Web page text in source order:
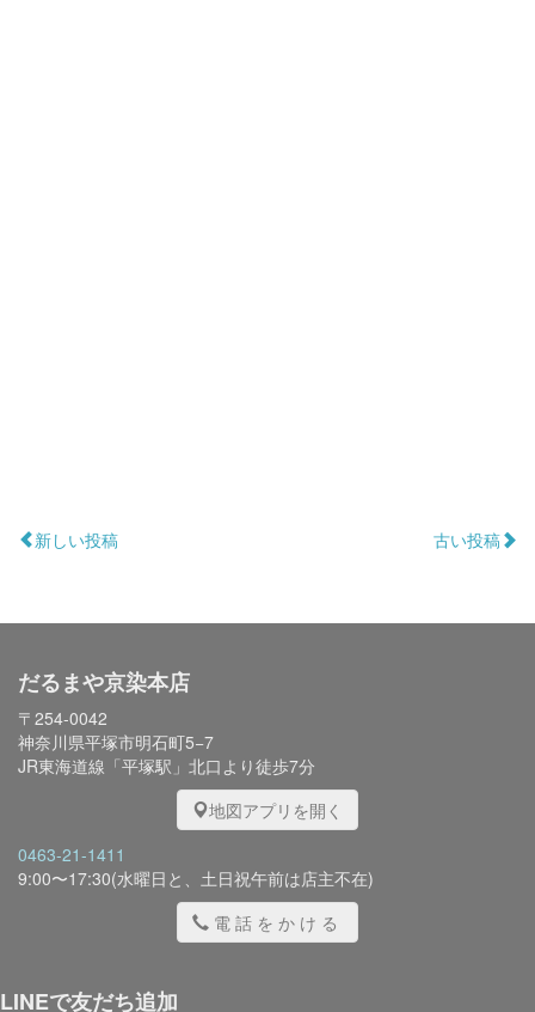
新しい投稿 古い投稿
だるまや京染本店
〒254-0042
神奈川県平塚市明石町5−7
JR東海道線「平塚駅」北口より徒歩7分
地図アプリを開く
0463-21-1411
9:00〜17:30(水曜日と、土日祝午前は店主不在)
電話をかける
LINEで友だち追加